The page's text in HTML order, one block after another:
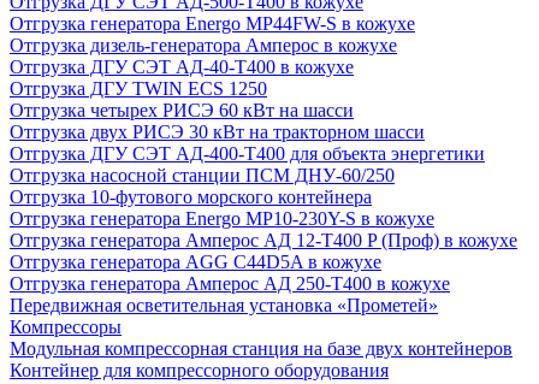
Отгрузка генератора Energo MP44FW-S в кожухе
Отгрузка дизель-генератора Амперос в кожухе
Отгрузка ДГУ СЭТ АД-40-Т400 в кожухе
Отгрузка ДГУ TWIN ECS 1250
Отгрузка четырех РИСЭ 60 кВт на шасси
Отгрузка двух РИСЭ 30 кВт на тракторном шасси
Отгрузка ДГУ СЭТ АД-400-Т400 для объекта энергетики
Отгрузка насосной станции ПСМ ДНУ-60/250
Отгрузка 10-футового морского контейнера
Отгрузка генератора Energo MP10-230Y-S в кожухе
Отгрузка генератора Амперос АД 12-Т400 P (Проф) в кожухе
Отгрузка генератора AGG C44D5A в кожухе
Отгрузка генератора Амперос АД 250-Т400 в кожухе
Передвижная осветительная установка «Прометей»
Компрессоры
Модульная компрессорная станция на базе двух контейнеров
Контейнер для компрессорного оборудования